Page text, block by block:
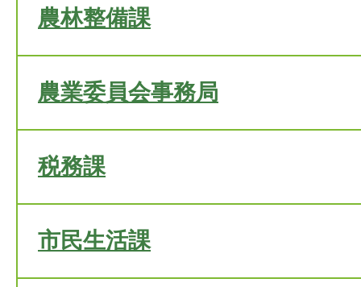
農林整備課
農業委員会事務局
税務課
市民生活課